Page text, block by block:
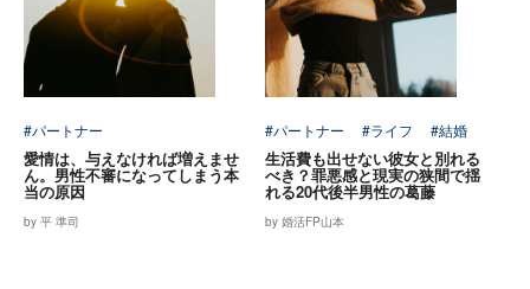
#パートナー
愛情は、与えなければ増えませ
ん。男性不審になってしまう本
当の原因
by 平 準司
#パートナー #ライフ #結婚
生活費も出せない彼女と別れる
べき？罪悪感と現実の狭間で揺
れる20代後半男性の葛藤
by 婚活FP山本